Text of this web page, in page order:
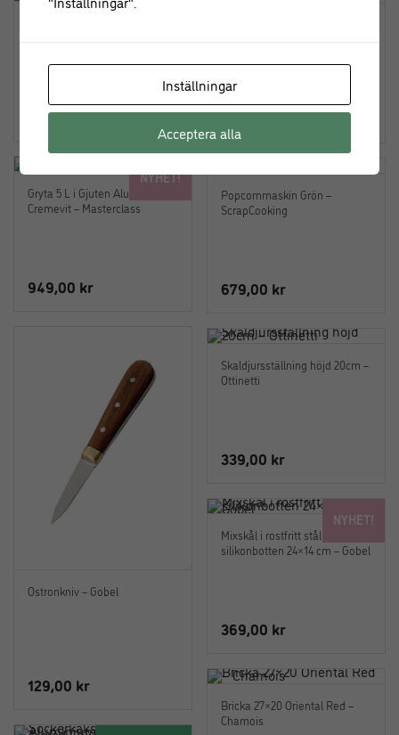
879,00kr
Hunter Green – Masterclass
879,00kr
NYHET!
Gryta 5 L i Gjuten Aluminium –
Cremevit – Masterclass
949,00 kr
Popcornmaskin Grön –
ScrapCooking
679,00 kr
Ostronkniv – Gobel
129,00 kr
Skaldjursställning höjd 20cm –
Ottinetti
339,00 kr
NYHET!
Mixskål i rostfritt stål med
silikonbotten 24×14 cm – Gobel
369,00 kr
Bricka 27×20 Oriental Red –
Chamois
Inställningar
Acceptera alla